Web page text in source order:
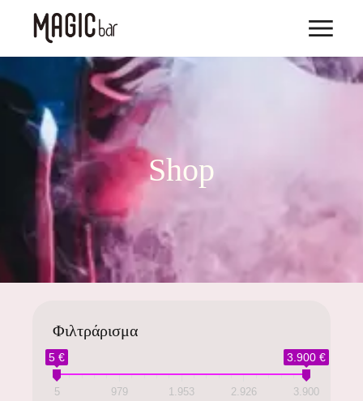
Shop
Φιλτράρισμα
5 € 3.900 €
5 979 1.953 2.926 3.900